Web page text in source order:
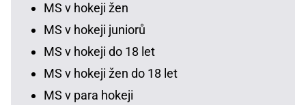
MS v hokeji žen
MS v hokeji juniorů
MS v hokeji do 18 let
MS v hokeji žen do 18 let
MS v para hokeji